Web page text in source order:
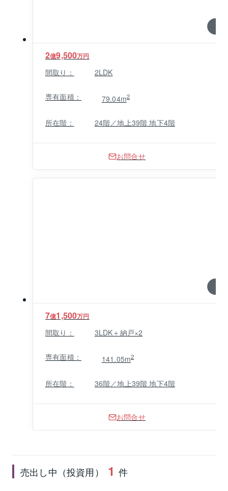
1 / 0
2億9,500万円
間取り： 2LDK
専有面積： 79.04m2
所在階： 24階／地上39階 地下4階
お問合せ
1 / 0
7億1,500万円
間取り： 3LDK＋納戸×2
専有面積： 141.05m2
所在階： 36階／地上39階 地下4階
お問合せ
売出し中（投資用） 1 件